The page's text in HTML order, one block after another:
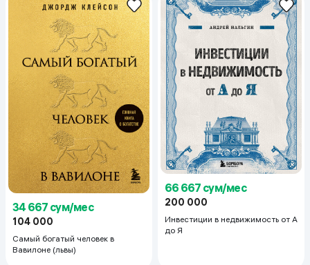
34 667 сум/мес
104 000
Самый богатый человек в
Вавилоне (львы)
66 667 сум/мес
200 000
Инвестиции в недвижимость от А
до Я